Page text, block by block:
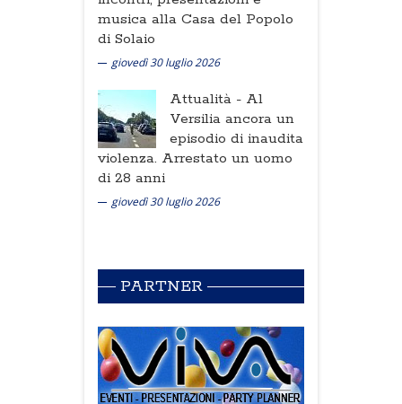
musica alla Casa del Popolo
di Solaio
giovedì 30 luglio 2026
Attualità - Al
Versilia ancora un
episodio di inaudita
violenza. Arrestato un uomo
di 28 anni
giovedì 30 luglio 2026
PARTNER